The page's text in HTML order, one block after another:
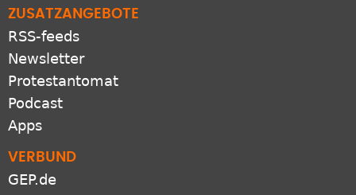
ZUSATZANGEBOTE
RSS-feeds
Newsletter
Protestantomat
Podcast
Apps
VERBUND
GEP.de